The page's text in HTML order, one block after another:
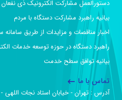
دستورالعمل مشارکت الکترونیک ذی نفعان
بیانیه راهبرد مشارکت دستگاه با مردم
اخبار مناقصات و مزایدات از طریق سامانه
راهبرد دستگاه در حوزه توسعه خدمات
بیانیه توافق سطح خدمت
تماس با ما
آدرس :‌ تهران - خیابان استاد نجات اللهی -